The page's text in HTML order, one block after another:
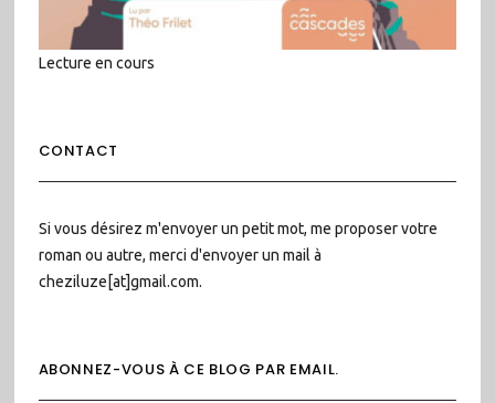
Lecture en cours
CONTACT
Si vous désirez m'envoyer un petit mot, me proposer votre
roman ou autre, merci d'envoyer un mail à
cheziluze[at]gmail.com.
ABONNEZ-VOUS À CE BLOG PAR EMAIL.